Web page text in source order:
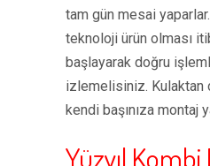
tam gün mesai
teknoloji ürün olması
başlayarak doğru
izlemelisiniz. Kulaktan
kendi başınıza montaj
Yüzyıl